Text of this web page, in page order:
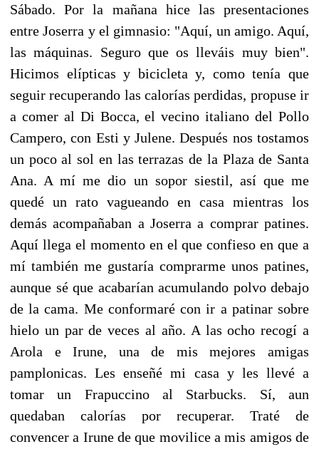
Sábado. Por la mañana hice las presentaciones
entre Joserra y el gimnasio: "Aquí, un amigo. Aquí,
las máquinas. Seguro que os lleváis muy bien".
Hicimos elípticas y bicicleta y, como tenía que
seguir recuperando las calorías perdidas, propuse ir
a comer al Di Bocca, el vecino italiano del Pollo
Campero, con Esti y Julene. Después nos tostamos
un poco al sol en las terrazas de la Plaza de Santa
Ana. A mí me dio un sopor siestil, así que me
quedé un rato vagueando en casa mientras los
demás acompañaban a Joserra a comprar patines.
Aquí llega el momento en el que confieso en que a
mí también me gustaría comprarme unos patines,
aunque sé que acabarían acumulando polvo debajo
de la cama. Me conformaré con ir a patinar sobre
hielo un par de veces al año. A las ocho recogí a
Arola e Irune, una de mis mejores amigas
pamplonicas. Les enseñé mi casa y les llevé a
tomar un Frapuccino al Starbucks. Sí, aun
quedaban calorías por recuperar. Traté de
convencer a Irune de que movilice a mis amigos de